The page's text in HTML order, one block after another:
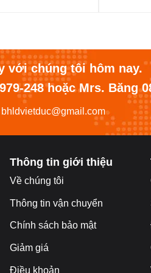
với chúng tôi hôm nay.
248 hoặc Mrs. Băng
Thông tin giới thiệu
Về chúng tôi
Thông tin vận chuyển
Chính sách bảo mật
Giảm giá
Điều khoản